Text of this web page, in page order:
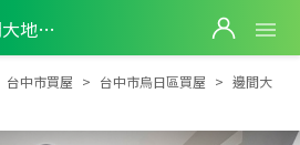
邊間大地坪大面寬全新別墅
邊間大地坪大面寬全新別墅
台中市買屋 台中市烏日區買屋
邊間大